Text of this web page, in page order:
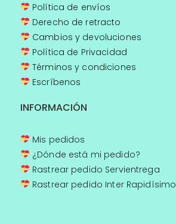
Política de envíos
Derecho de retracto
Cambios y devoluciones
Política de Privacidad
Términos y condiciones
Escríbenos
INFORMACIÓN
Mis pedidos
¿Dónde está mi pedido?
Rastrear pedido Servientrega
Rastrear pedido Inter Rapidísimo